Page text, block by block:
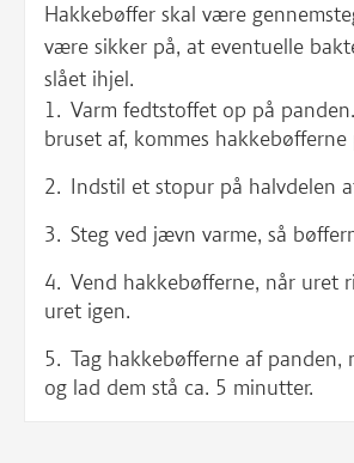
Hakkebøffer skal være
være sikker på, at eventuelle
slået ihjel.
Varm fedtstoffet op på
bruset af, kommes hakkebøfferne
Indstil et stopur på halvdelen
Steg ved jævn varme, så
Vend hakkebøfferne, når uret
uret igen.
Tag hakkebøfferne af panden,
og lad dem stå ca. 5 minutter.